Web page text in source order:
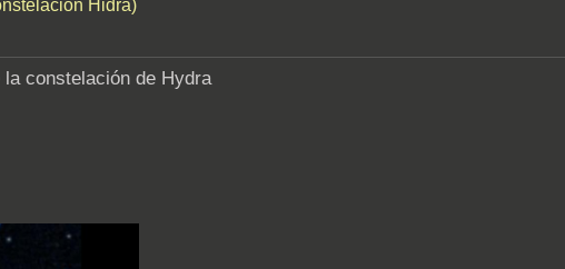
Hidra)
constelación de Hydra